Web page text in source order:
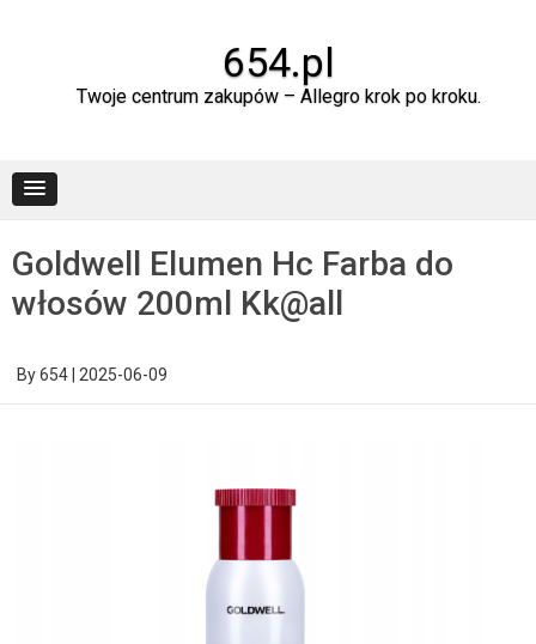
654.pl
Twoje centrum zakupów – Allegro krok po kroku.
Goldwell Elumen Hc Farba do
włosów 200ml Kk@all
By654 2025-06-09